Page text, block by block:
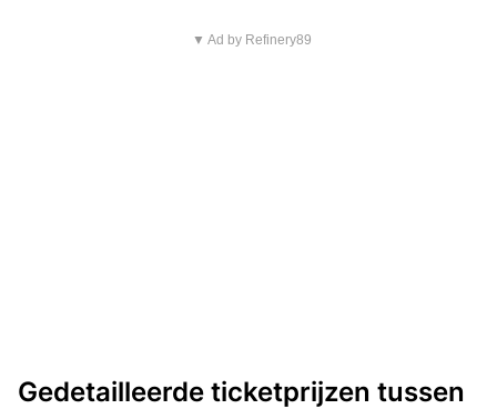
▼ Ad by Refinery89
Gedetailleerde ticketprijzen tussen